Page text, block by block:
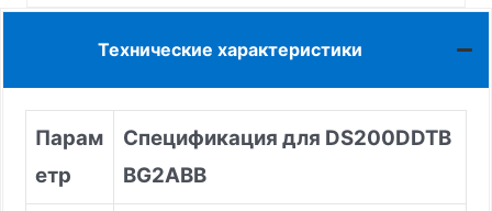
Технические характеристики
Парам
етр
Спецификация для DS200DDTB
BG2ABB